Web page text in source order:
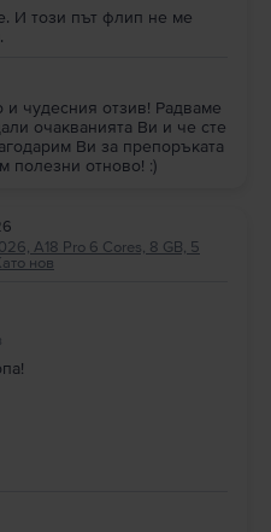
И този път флип не ме
чудесния отзив! Радваме
очакванията Ви и че сте
Ви за препоръката
полезни отново! :)
A18 Pro 6 Cores, 8 GB, 5
нов